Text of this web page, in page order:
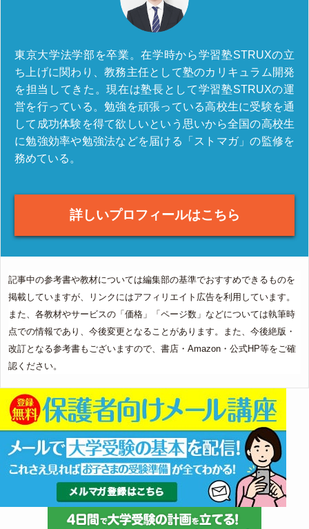
東京大学法学部を卒業。在学時から学習塾STRUXの立
ち上げに関わり、教務主任として塾のカリキュラム開発
を担当してきた。現在は塾長として学習塾STRUXの運
営を行っている。勉強を頑張っている高校生に受験を通
して成功体験を得て欲しいという思いから全国の高校生
に勉強効率や勉強法などを届ける「ストマガ」の監修を
務めている。
詳しいプロフィールはこちら
記事中の参考書や教材については編集部の基準でおすすめできるものを
掲載していますが、リンクにはアフィリエイト広告を利用しています。
また、各教材やサービスの「価格」「ページ数」などについては執筆時
点での情報であり、今後変更となることがあります。また、今後絶版・
改訂となる参考書もございますので、書店・Amazon・公式HP等をご確
認ください。